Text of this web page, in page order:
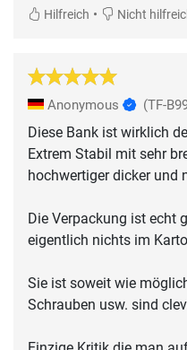
Hilfreich • Nicht
Anonymous (TF-
Diese Bank ist wirklich
Extrem Stabil mit sehr
hochwertiger dicker und
Die Verpackung ist echt
eigentlich nichts im
Sie ist soweit wie
Schrauben usw. sind